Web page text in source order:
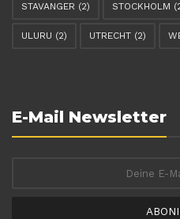
STAVANGER (2) STOCKHOLM
ULURU (2) UTRECHT (2)
E-Mail Newsletter